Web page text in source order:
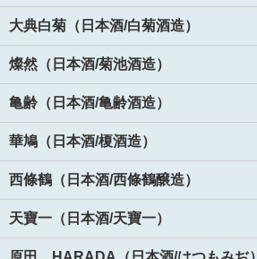
大典白菊（日本酒/白菊酒造）
燦然（日本酒/菊池酒造）
亀齢（日本酒/亀齢酒造）
華鳩（日本酒/榎酒造）
西條鶴（日本酒/西條鶴醸造）
天寶一（日本酒/天寶一）